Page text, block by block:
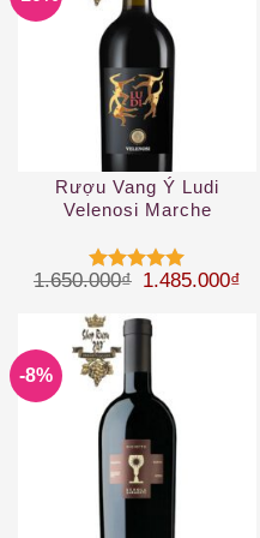
Rượu Vang Ý Ludi
Velenosi Marche
Được xếp
sao
1.650.000₫ Giá gốc là:
1.485.000₫
-8%